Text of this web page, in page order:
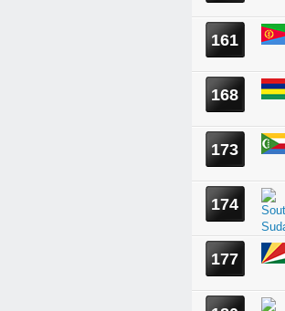
161
168
173
174
177